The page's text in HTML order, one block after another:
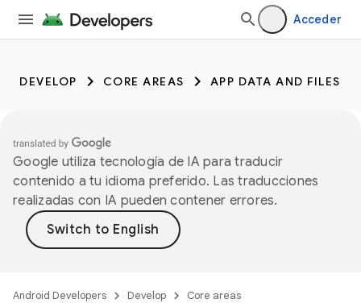
Acceder
DEVELOP CORE AREAS APP DATA AND FILES
Google utiliza tecnología de IA para traducir
contenido a tu idioma preferido. Las traducciones
realizadas con IA pueden contener errores.
Android Developers Develop
Core areas